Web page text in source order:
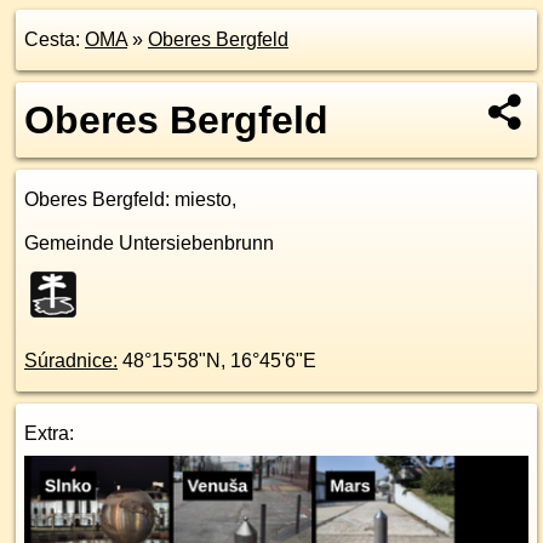
Cesta: OMA» Oberes Bergfeld
Oberes Bergfeld
Oberes Bergfeld: miesto,
Gemeinde Untersiebenbrunn
Súradnice: 48°15'58"N , 16°45'6"E
Extra: